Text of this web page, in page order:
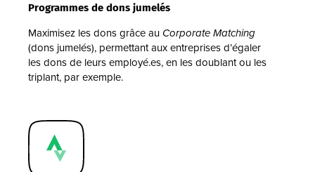
Programmes de dons jumelés
Maximisez les dons grâce au Corporate Matching
(dons jumelés), permettant aux entreprises d’égaler
les dons de leurs employé.es, en les doublant ou les
triplant, par exemple.